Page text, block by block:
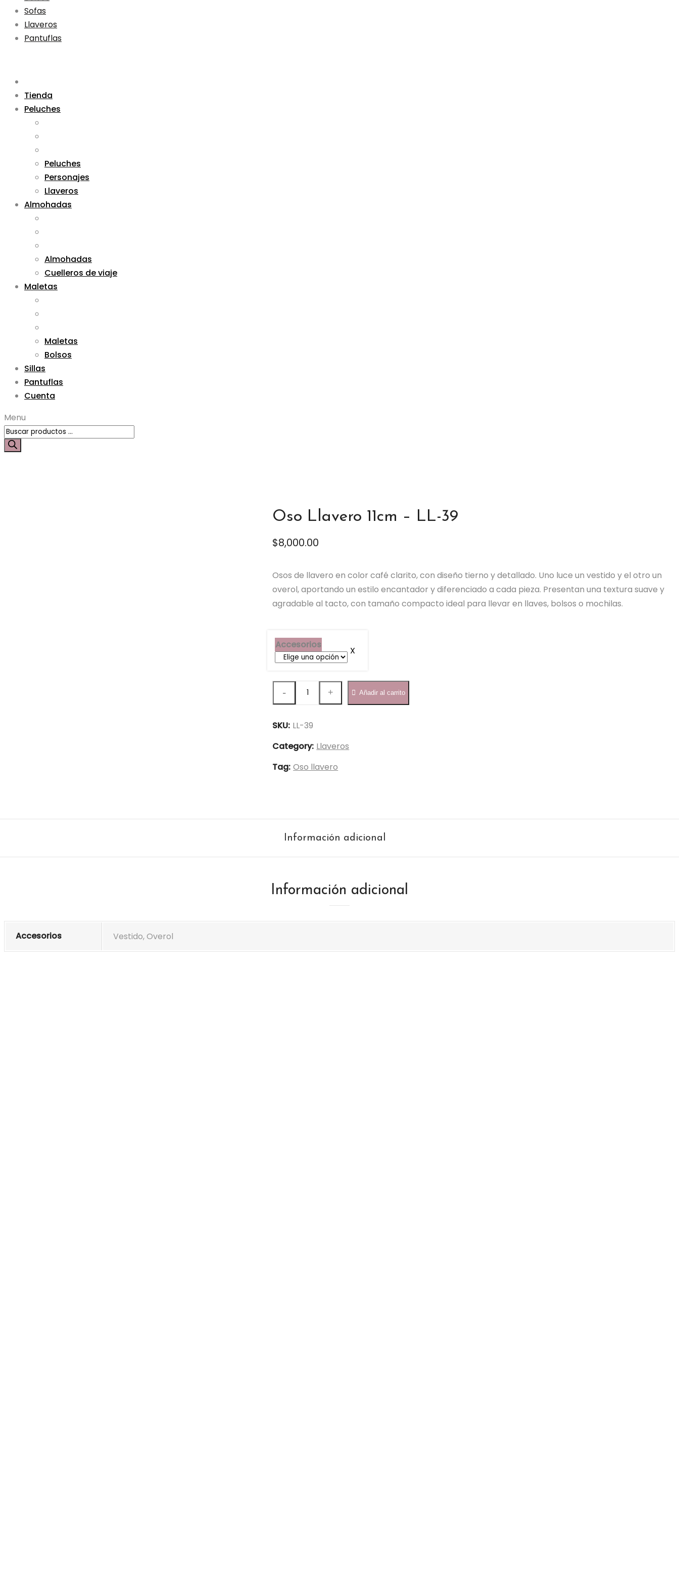
Sofas
Llaveros
Pantuflas
Tienda
Peluches
Peluches
Personajes
Llaveros
Almohadas
Almohadas
Cuelleros de viaje
Maletas
Maletas
Bolsos
Sillas
Pantuflas
Cuenta
Menu
Búsqueda
de
Oso Llavero 11cm – LL-39
$8,000.00
Osos de llavero en color café clarito, con diseño tierno y detallado. Uno luce un vestido y el otro un
overol, aportando un estilo encantador y diferenciado a cada pieza. Presentan una textura suave y
agradable al tacto, con tamaño compacto ideal para llevar en llaves, bolsos o mochilas.
Accesorios
Llavero
-
LL-
quantity
Añadir al carrito
SKU: LL-39
Category: Llaveros
Tag: Oso llavero
Información adicional
Información adicional
Accesorios Vestido, Overol